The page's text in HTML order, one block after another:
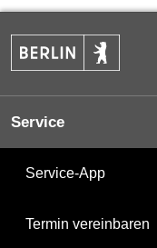
Service
Service-App
Termin vereinbaren